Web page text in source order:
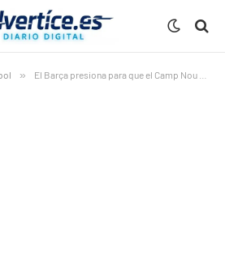
» El Barça presiona para que el Camp Nou acoja la final de la Champions 2029